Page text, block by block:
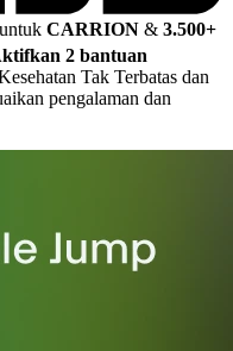
CARRION & 3.500+
2 bantuan
Tak Terbatas dan
pengalaman dan